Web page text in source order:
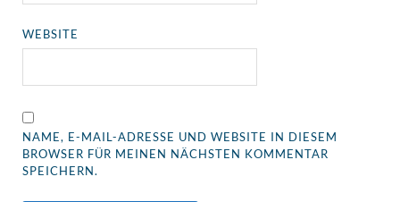
WEBSITE
NAME, E-MAIL-ADRESSE UND WEBSITE IN DIESEM
BROWSER FÜR MEINEN NÄCHSTEN KOMMENTAR
SPEICHERN.